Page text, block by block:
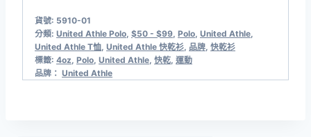
貨號: 5910-01
分類: United Athle Polo​ $50 - $99 Polo United Athle
United Athle T恤 United Athle 快乾衫 品牌 快乾衫
標籤: 4oz Polo United Athle 快乾 運動
品牌： United Athle